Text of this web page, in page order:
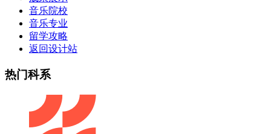
音乐院校
音乐专业
留学攻略
返回设计站
热门科系